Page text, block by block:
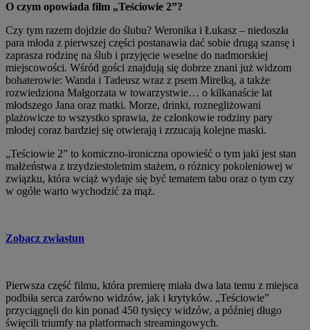
O czym opowiada film „Teściowie 2”?
Czy tym razem dojdzie do ślubu? Weronika i Łukasz – niedoszła
para młoda z pierwszej części postanawia dać sobie drugą szansę i
zaprasza rodzinę na ślub i przyjęcie weselne do nadmorskiej
miejscowości. Wśród gości znajdują się dobrze znani już widzom
bohaterowie: Wanda i Tadeusz wraz z psem Mirelką, a także
rozwiedziona Małgorzata w towarzystwie… o kilkanaście lat
młodszego Jana oraz matki. Morze, drinki, roznegliżowani
plażowicze to wszystko sprawia, że członkowie rodziny pary
młodej coraz bardziej się otwierają i zrzucają kolejne maski.
„Teściowie 2” to komiczno-ironiczna opowieść o tym jaki jest stan
małżeństwa z trzydziestoletnim stażem, o różnicy pokoleniowej w
związku, która wciąż wydaje się być tematem tabu oraz o tym czy
w ogóle warto wychodzić za mąż.
Zobacz zwiastun
Pierwsza część filmu, która premierę miała dwa lata temu z miejsca
podbiła serca zarówno widzów, jak i krytyków. „Teściowie”
przyciągnęli do kin ponad 450 tysięcy widzów, a później długo
święcili triumfy na platformach streamingowych.